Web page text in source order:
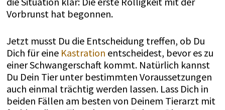
Vorbrunst hat begonnen.
Jetzt musst Du die Entscheidung treffen, ob Du
Dich für eine Kastration entscheidest, bevor es zu
einer Schwangerschaft kommt. Natürlich kannst
Du Dein Tier unter bestimmten Voraussetzungen
auch einmal trächtig werden lassen. Lass Dich in
beiden Fällen am besten von Deinem Tierarzt mit